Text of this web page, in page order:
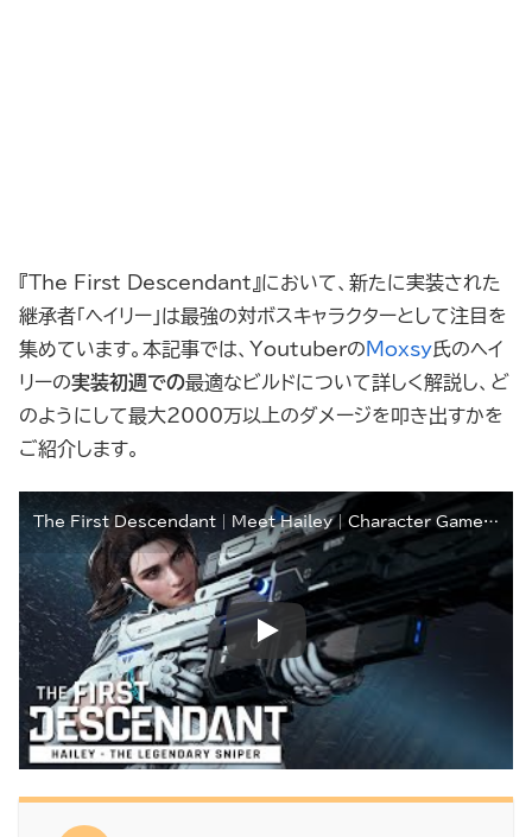
『The First Descendant』において、新たに実装された
継承者「ヘイリー」は最強の対ボスキャラクターとして注目を
集めています。本記事では、Youtuberの Moxsy氏のヘイ
リーの実装初週での最適なビルドについて詳しく解説し、ど
のようにして最大2000万以上のダメージを叩き出すかを
ご紹介します。
The First Descendant│Meet Hailey│Character Gameplay Trailer